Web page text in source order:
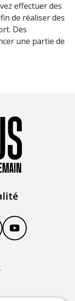
effectuer des
de réaliser des
Des
une partie de